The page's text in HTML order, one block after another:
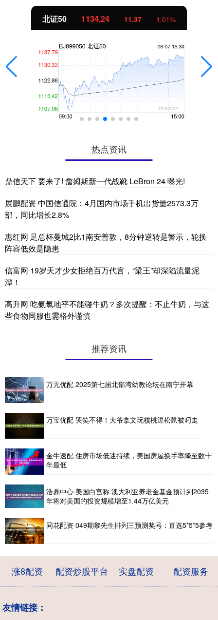
北证50 1134.24 11.37 1.01%
热点资讯
鼎信天下 要来了! 詹姆斯新一代战靴 LeBron 24 曝光!
展鵬配资 中国信通院：4月国内市场手机出货量2573.3万
部，同比增长2.8%
惠红网 足总杯曼城2比1南安普敦，8分钟逆转是警示，轮换
阵容低效是隐患
信富网 19岁天才少女拒绝百万代言，“梁王”却深陷流量泥
潭！
高升网 吃氨氯地平不能碰牛奶？多次提醒：不止牛奶，与这
些食物同服也需格外谨慎
推荐资讯
万无优配 2025第七届北部湾幼教论坛在南宁开幕
万宝优配 哭笑不得！大爷拿文玩核桃逗松鼠被叼走
金牛速配 住房市场低迷持续，美国房屋换手率降至数十
年最低
浩鼎中心 美国白宫称 澳大利亚养老金基金预计到2035
年将对美国的投资规模增至1.44万亿美元
同花配资 049期黎先生排列三预测奖号：直选5*5*5参考
涨8配资 配资炒股平台 实盘配资 配资服务
友情链接：